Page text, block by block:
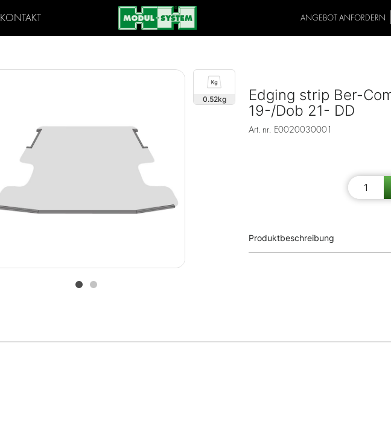
KONTAKT ANGEBOT ANFORDERN
0.52
Edging strip Ber-
19-/Dob 21- DD
Art. nr. E0020030001
Produktbeschreibung